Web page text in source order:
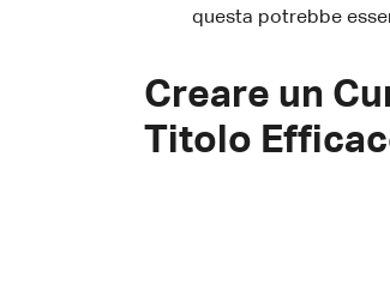
questa potrebbe
Creare un
Titolo